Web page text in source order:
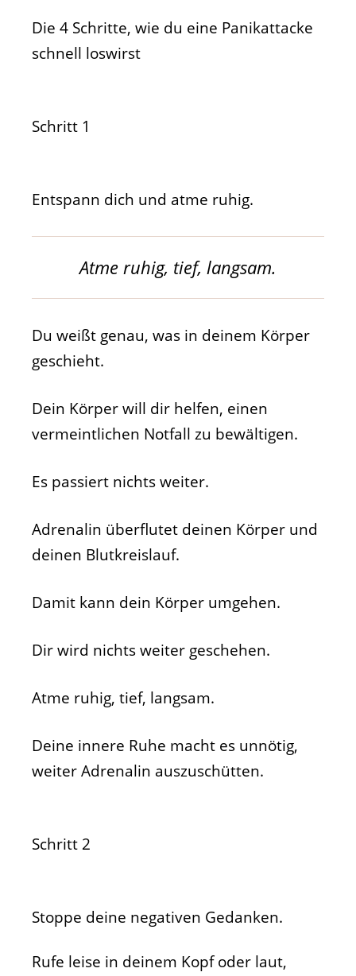
Die 4 Schritte, wie du eine Panikattacke
schnell loswirst
Schritt 1
Entspann dich und atme ruhig.
Atme ruhig, tief, langsam.
Du weißt genau, was in deinem Körper
geschieht.
Dein Körper will dir helfen, einen
vermeintlichen Notfall zu bewältigen.
Es passiert nichts weiter.
Adrenalin überflutet deinen Körper und
deinen Blutkreislauf.
Damit kann dein Körper umgehen.
Dir wird nichts weiter geschehen.
Atme ruhig, tief, langsam.
Deine innere Ruhe macht es unnötig,
weiter Adrenalin auszuschütten.
Schritt 2
Stoppe deine negativen Gedanken.
Rufe leise in deinem Kopf oder laut,